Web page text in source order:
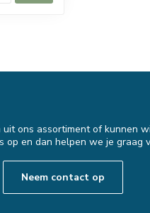
ons assortiment of kunnen
op en dan helpen we je graag
Neem contact op